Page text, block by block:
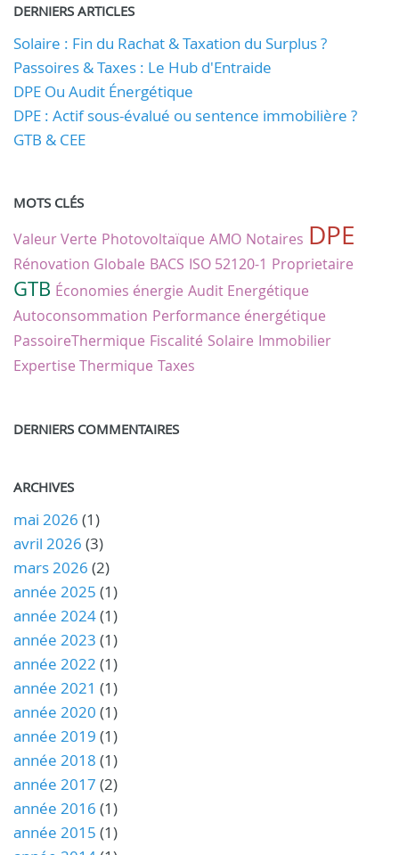
DERNIERS ARTICLES
Solaire : Fin du Rachat & Taxation du Surplus ?
Passoires & Taxes : Le Hub d'Entraide
DPE Ou Audit Énergétique
DPE : Actif sous-évalué ou sentence immobilière ?
GTB & CEE
MOTS CLÉS
Valeur Verte Photovoltaïque AMO Notaires DPE
Rénovation Globale BACS ISO 52120-1 Proprietaire
GTB Économies énergie Audit Energétique
Autoconsommation Performance énergétique
PassoireThermique Fiscalité Solaire Immobilier
Expertise Thermique Taxes
DERNIERS COMMENTAIRES
ARCHIVES
mai 2026 (1)
avril 2026 (3)
mars 2026 (2)
année 2025 (1)
année 2024(1)
année 2023 (1)
année 2022 (1)
année 2021 (1)
année 2020 (1)
année 2019 (1)
année 2018 (1)
année 2017 (2)
année 2016 (1)
année 2015 (1)